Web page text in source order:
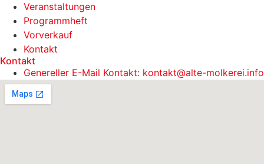
Veranstaltungen
Programmheft
Vorverkauf
Kontakt
Kontakt
Genereller E-Mail Kontakt: kontakt@alte-molkerei.info